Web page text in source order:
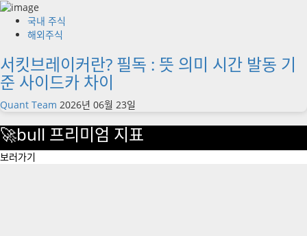
국내 주식
해외주식
서킷브레이커란? 필독 : 뜻 의미 시간 발동 기
준 사이드카 차이
Quant Team 2026년 06월 23일
🚀bull 프리미엄 지표
보러가기